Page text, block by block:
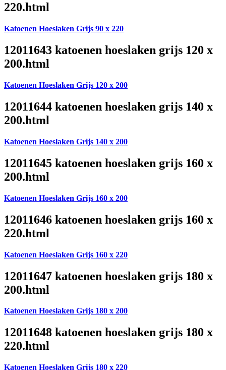
220.html
Katoenen Hoeslaken Grijs 90 x 220
12011643 katoenen hoeslaken grijs 120 x
200.html
Katoenen Hoeslaken Grijs 120 x 200
12011644 katoenen hoeslaken grijs 140 x
200.html
Katoenen Hoeslaken Grijs 140 x 200
12011645 katoenen hoeslaken grijs 160 x
200.html
Katoenen Hoeslaken Grijs 160 x 200
12011646 katoenen hoeslaken grijs 160 x
220.html
Katoenen Hoeslaken Grijs 160 x 220
12011647 katoenen hoeslaken grijs 180 x
200.html
Katoenen Hoeslaken Grijs 180 x 200
12011648 katoenen hoeslaken grijs 180 x
220.html
Katoenen Hoeslaken Grijs 180 x 220